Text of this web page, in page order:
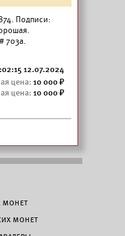
Подписи:
703а.
12.07.2024
10 000
10 000
монет
монет